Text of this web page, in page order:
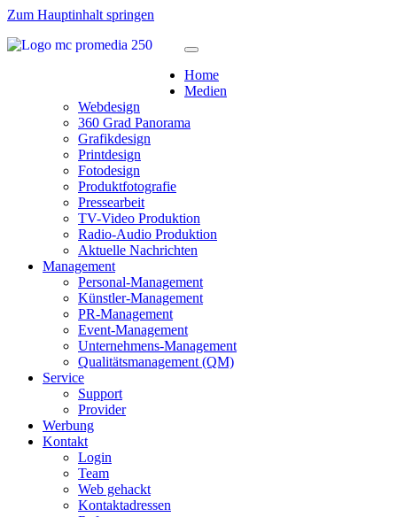
Zum Hauptinhalt springen
Home
Medien
Webdesign
360 Grad Panorama
Grafikdesign
Printdesign
Fotodesign
Produktfotografie
Pressearbeit
TV-Video Produktion
Radio-Audio Produktion
Aktuelle Nachrichten
Management
Personal-Management
Künstler-Management
PR-Management
Event-Management
Unternehmens-Management
Qualitätsmanagement (QM)
Service
Support
Provider
Werbung
Kontakt
Login
Team
Web gehackt
Kontaktadressen